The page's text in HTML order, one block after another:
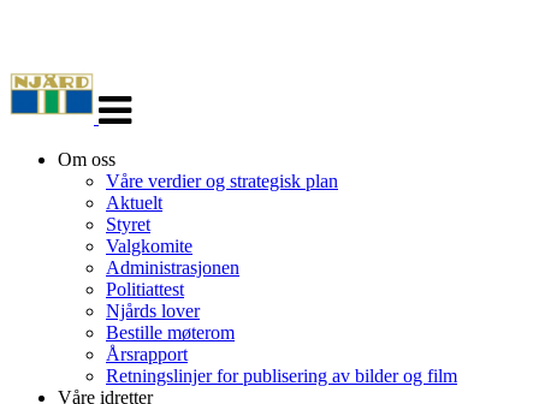
navigasjon
Om oss
Våre verdier og strategisk plan
Aktuelt
Styret
Valgkomite
Administrasjonen
Politiattest
Njårds lover
Bestille møterom
Årsrapport
Retningslinjer for publisering av bilder og film
Våre idretter